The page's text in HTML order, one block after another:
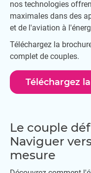
nos technologies
maximales dans des
et de l'aviation à
Téléchargez la
complet de couples.
Téléchargez
Le couple
Naviguer
mesure